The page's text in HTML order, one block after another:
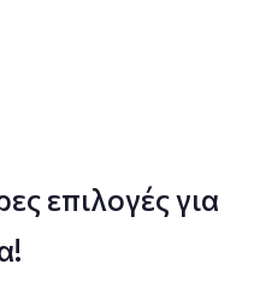
επιλογές για